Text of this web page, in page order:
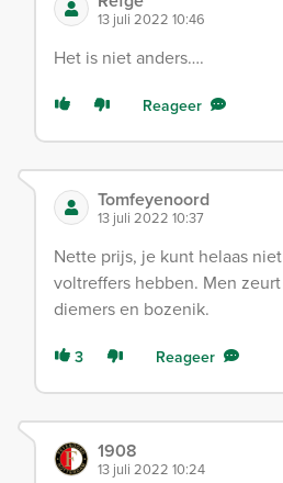
13 juli 2022 10:46
Het is niet anders….
Reageer
Tomfeyenoord
13 juli 2022 10:37
Nette prijs, je kunt helaas
voltreffers hebben. Men
diemers en bozenik.
3 Reageer
1908
13 juli 2022 10:24